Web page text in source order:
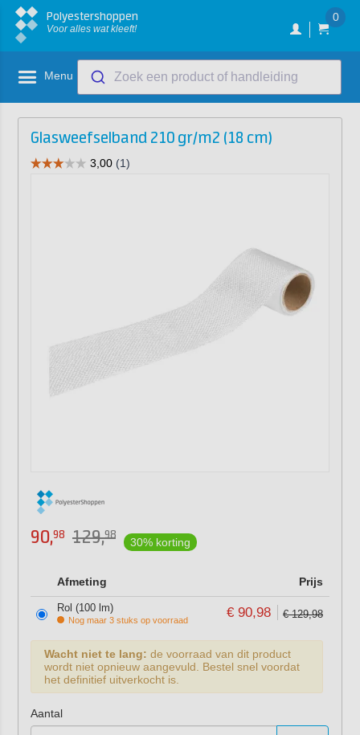
Polyestershoppen
Voor alles wat kleeft!
0
Menu Zoek een product of handleiding
Glasweefselband 210 gr/m2 (18 cm)
90,98 129,98
30% korting
Afmeting Prijs
Rol (100 lm)
Nog maar 3 stuks op voorraad € 90,98 € 129,98
Wacht niet te lang: de voorraad van dit product
wordt niet opnieuw aangevuld. Bestel snel voordat
het definitief uitverkocht is.
Aantal